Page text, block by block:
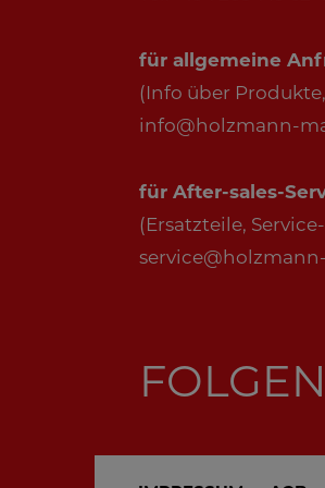
für allgemeine
(Info über
info@holzmann-
für After-sales-
(Ersatzteile,